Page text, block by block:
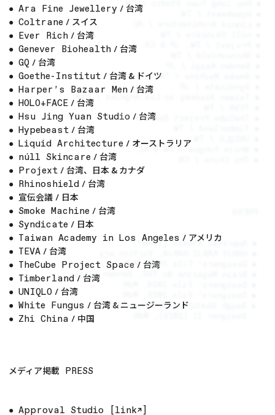
● Hsu Jing Yuan Studio / TW
● Smoke Machine / TW
● Taiwan Academy in Los Angeles / USA
● TheCube Project Space / TW
● White Fungus / TW & NZ
● Approval Studio [link↗︎]
● Designers’ File 2023, MdN
● Brain Magazine No.758, Senden Kaigi
● Rough Sketch of Art Director /
● Ara Fine Jewellery / 台湾
● Coltrane / スイス
● Ever Rich / 台湾
● Genever Biohealth / 台湾
● GQ / 台湾
● Goethe-Institut / 台湾 & ドイツ
● Harper’s Bazaar Men / 台湾
● HOLO+FACE / 台湾
● Hsu Jing Yuan Studio / 台湾
● Hypebeast / 台湾
● Liquid Architecture / オーストラリア
● núll Skincare / 台湾
● Projext / 台湾、日本 & カナダ
● Rhinoshield / 台湾
● 宣伝会議 / 日本
● Smoke Machine / 台湾
● Syndicate / 日本
● Taiwan Academy in Los Angeles / アメリカ
● TEVA / 台湾
● TheCube Project Space / 台湾
● Timberland / 台湾
● UNIQLO / 台湾
● White Fungus / 台湾 & ニュージーランド
● Zhi China / 中国
メディア掲載 PRESS
● Approval Studio [link↗︎]